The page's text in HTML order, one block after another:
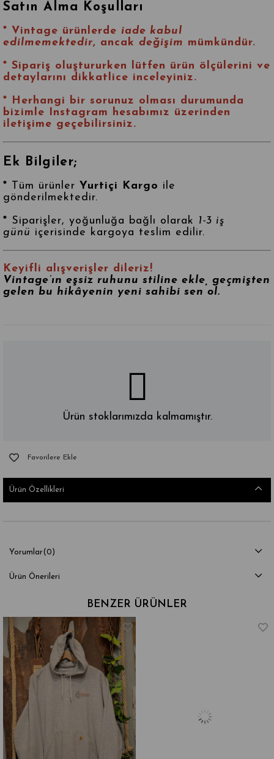
Satın Alma Koşulları
* Vintage ürünlerde iade kabul
edilmemektedir, ancak değişim mümkündür.
* Sipariş oluştururken lütfen ürün ölçülerini ve
detaylarını dikkatlice inceleyiniz.
* Herhangi bir sorunuz olması durumunda
bizimle Instagram hesabımız üzerinden
iletişime geçebilirsiniz.
Ek Bilgiler;
* Tüm ürünler Yurtiçi Kargo ile
gönderilmektedir.
* Siparişler, yoğunluğa bağlı olarak 1-3 iş
günü içerisinde kargoya teslim edilir.
Keyifli alışverişler dileriz!
Vintage’ın eşsiz ruhunu stiline ekle, geçmişten
gelen bu hikâyenin yeni sahibi sen ol.
Ürün stoklarımızda kalmamıştır.
Favorilere Ekle
Ürün Özellikleri
Yorumlar(0)
Ürün Önerileri
BENZER ÜRÜNLER